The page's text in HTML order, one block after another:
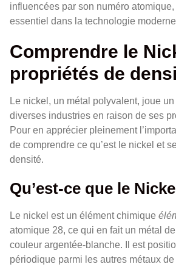
influencées par son numéro
essentiel dans la technologie
Comprendre le
propriétés de
Le nickel, un métal polyvalent, joue
diverses industries en raison de ses
Pour en apprécier pleinement
de comprendre ce qu’est le nickel et
densité.
Qu’est-ce que le
Le nickel est un élément chimique
atomique 28, ce qui en fait un métal
couleur argentée-blanche. Il est
périodique parmi les autres métaux